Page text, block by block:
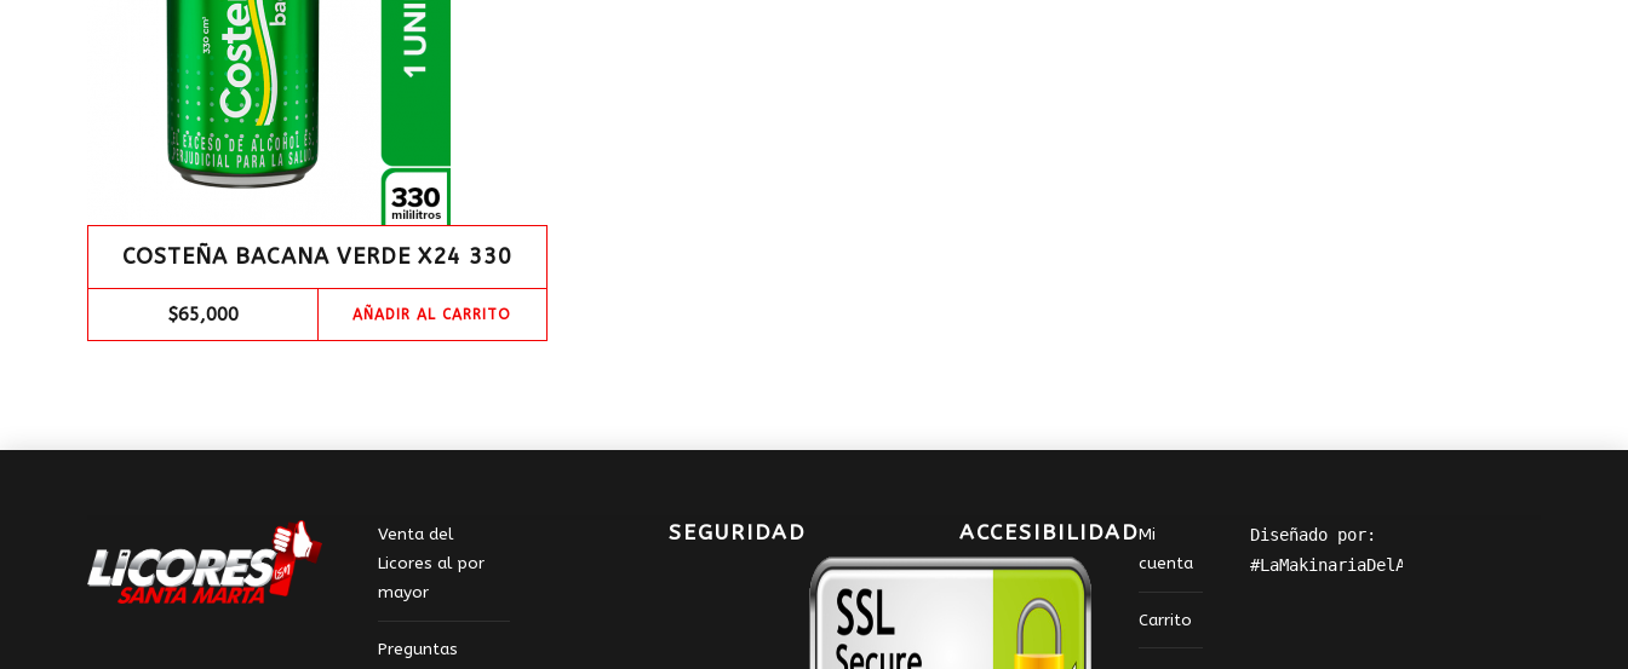
COSTEÑA BACANA VERDE X24 330
$65,000 AÑADIR AL CARRITO
Venta del
Licores al por
mayor
Preguntas
SEGURIDAD ACCESIBILIDADMi
cuenta
Carrito
Diseñado por:
#LaMakinariaDelArte